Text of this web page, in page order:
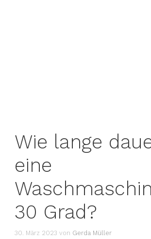
Wie lange
eine
30 Grad?
30. März 2023 von Gerda Müller